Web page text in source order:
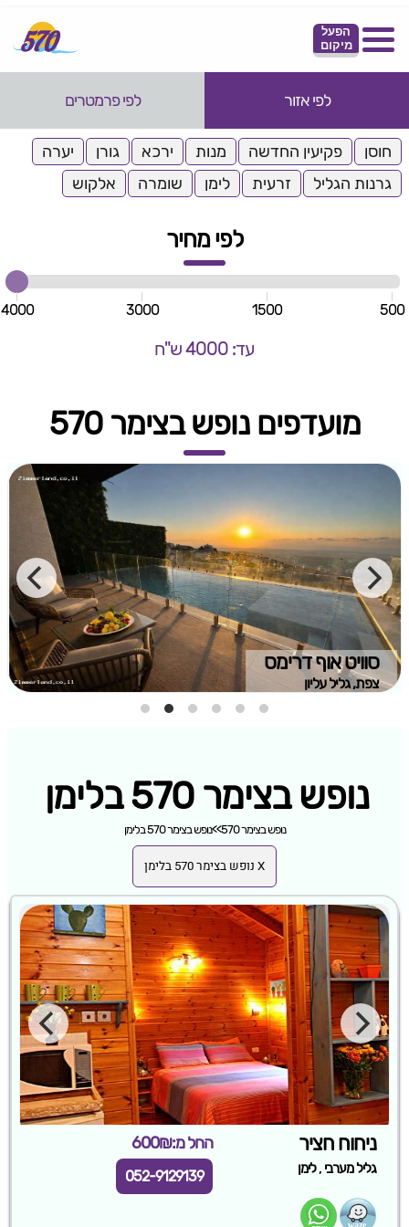
הפעל
מיקום
לפי אזור לפי פרמטרים
חוסן פקיעין החדשה מנות ירכא גורן
יערה
גרנות הגליל
זרעית לימן שומרה אלקוש
לפי מחיר
500
1500
3000
4000
עד: 4000 ש"ח
מועדפים נופש בצימר 570
סוויט אוף דרימס
צפת, גליל עליון
נופש בצימר 570 בלימן
נופש בצימר 570 >>נופש בצימר 570 בלימן
X נופש בצימר 570 בלימן
ניחוח חציר החל מ:600₪
גליל מערבי ,לימן 052-9129139